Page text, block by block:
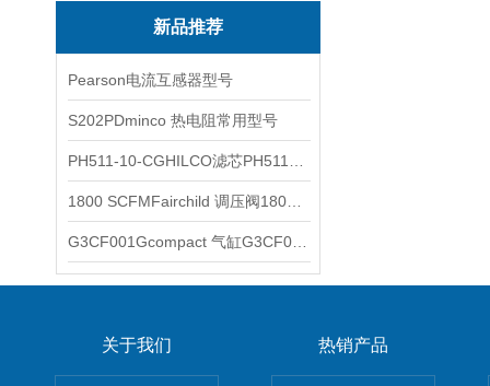
新品推荐
Pearson电流互感器型号
S202PDminco 热电阻常用型号
关于我们 热销产品